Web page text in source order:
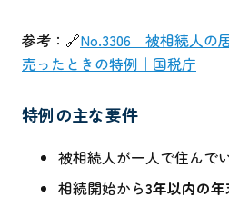
参考：🔗No.3306 被相続人の
売ったときの特例｜国税庁
特例の主な要件
被相続人が一人で住んで
相続開始から3年以内の